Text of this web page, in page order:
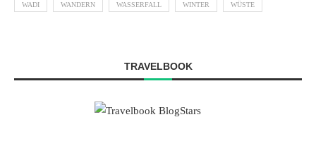
WADI WANDERN WASSERFALL WINTER WÜSTE
TRAVELBOOK